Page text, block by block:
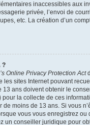
inaccessibles aux
privée, l’envoi de
etc. La création d’un
?
Online Privacy Protection Act
les sites Internet pouvant
13 ans doivent obtenir le
pour la collecte de ces
de moins de 13 ans. Si vous
vous vous enregistrez ou
un conseiller juridique pour